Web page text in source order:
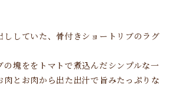
していた、骨付きショートリブのラグ
塊ををトマトで煮込んだシンプルな一
とお肉から出た出汁で旨みたっぷりな